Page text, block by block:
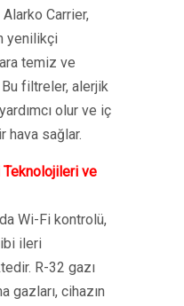
Alarko Carrier,
yenilikçi
temiz ve
Bu filtreler, alerjik
olur ve iç
hava sağlar.
Teknolojileri ve
Wi-Fi kontrolü,
ileri
R-32 gazı
gazları, cihazın